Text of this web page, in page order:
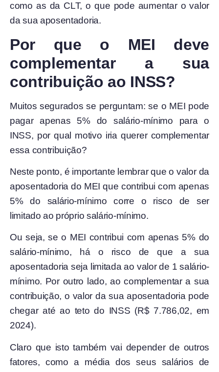
como as da CLT, o que pode aumentar o valor
da sua aposentadoria.
Por que o MEI deve
complementar a sua
contribuição ao INSS?
Muitos segurados se perguntam: se o MEI pode
pagar apenas 5% do salário-mínimo para o
INSS, por qual motivo iria querer complementar
essa contribuição?
Neste ponto, é importante lembrar que o valor da
aposentadoria do MEI que contribui com apenas
5% do salário-mínimo corre o risco de ser
limitado ao próprio salário-mínimo.
Ou seja, se o MEI contribui com apenas 5% do
salário-mínimo, há o risco de que a sua
aposentadoria seja limitada ao valor de 1 salário-
mínimo. Por outro lado, ao complementar a sua
contribuição, o valor da sua aposentadoria pode
chegar até ao teto do INSS (R$ 7.786,02, em
2024).
Claro que isto também vai depender de outros
fatores, como a média dos seus salários de